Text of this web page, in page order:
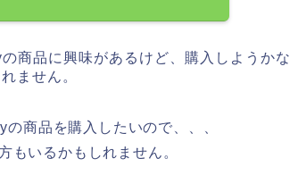
商品に興味があるけど、購入しようかな
ません。
商品を購入したいので、、、
もいるかもしれません。